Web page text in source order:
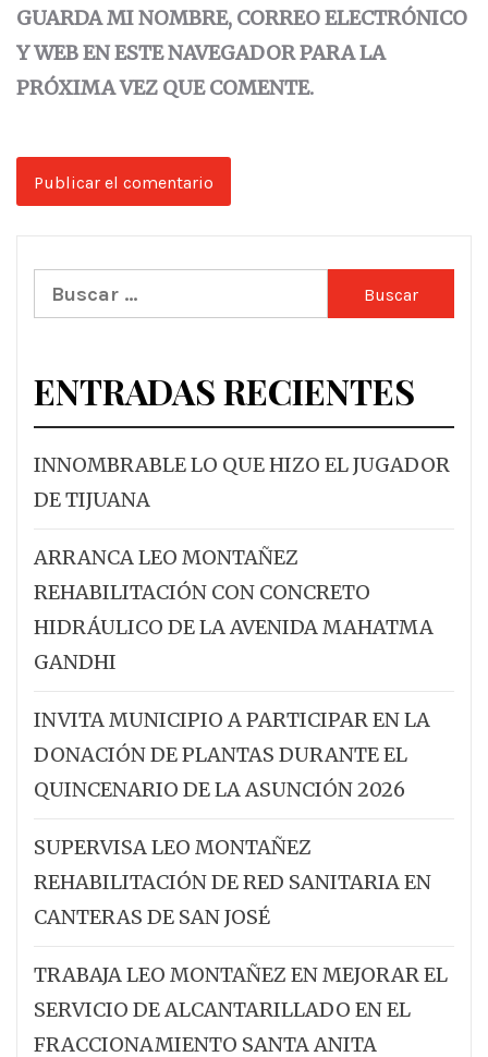
GUARDA MI NOMBRE, CORREO ELECTRÓNICO
Y WEB EN ESTE NAVEGADOR PARA LA
PRÓXIMA VEZ QUE COMENTE.
Buscar:
ENTRADAS RECIENTES
INNOMBRABLE LO QUE HIZO EL JUGADOR
DE TIJUANA
ARRANCA LEO MONTAÑEZ
REHABILITACIÓN CON CONCRETO
HIDRÁULICO DE LA AVENIDA MAHATMA
GANDHI
INVITA MUNICIPIO A PARTICIPAR EN LA
DONACIÓN DE PLANTAS DURANTE EL
QUINCENARIO DE LA ASUNCIÓN 2026
SUPERVISA LEO MONTAÑEZ
REHABILITACIÓN DE RED SANITARIA EN
CANTERAS DE SAN JOSÉ
TRABAJA LEO MONTAÑEZ EN MEJORAR EL
SERVICIO DE ALCANTARILLADO EN EL
FRACCIONAMIENTO SANTA ANITA